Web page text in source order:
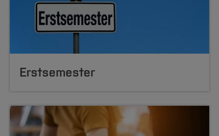
Erst­semester